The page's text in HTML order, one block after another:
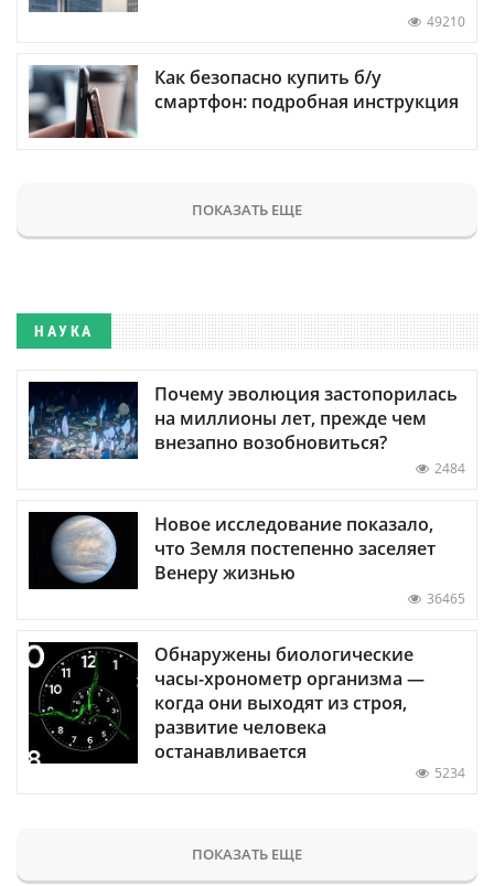
49210
Как безопасно купить б/у
смартфон: подробная инструкция
ПОКАЗАТЬ ЕЩЕ
НАУКА
Почему эволюция застопорилась
на миллионы лет, прежде чем
внезапно возобновиться?
2484
Новое исследование показало,
что Земля постепенно заселяет
Венеру жизнью
36465
Обнаружены биологические
часы-хронометр организма —
когда они выходят из строя,
развитие человека
останавливается
5234
ПОКАЗАТЬ ЕЩЕ